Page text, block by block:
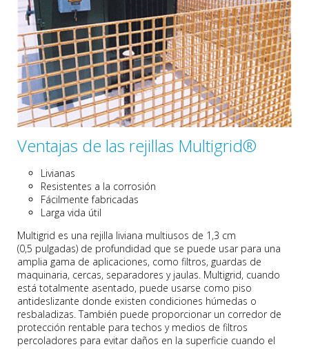
Ventajas de las rejillas Multigrid®
Livianas
Resistentes a la corrosión
Fácilmente fabricadas
Larga vida útil
Multigrid es una rejilla liviana multiusos de 1,3 cm
(0,5 pulgadas) de profundidad que se puede usar para una
amplia gama de aplicaciones, como filtros, guardas de
maquinaria, cercas, separadores y jaulas. Multigrid, cuando
está totalmente asentado, puede usarse como piso
antideslizante donde existen condiciones húmedas o
resbaladizas. También puede proporcionar un corredor de
protección rentable para techos y medios de filtros
percoladores para evitar daños en la superficie cuando el